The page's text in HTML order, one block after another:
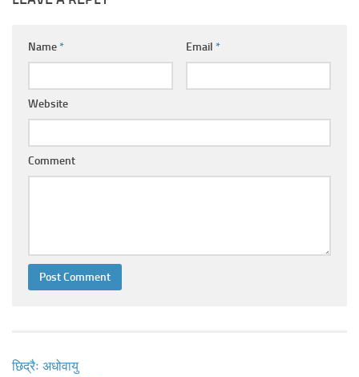
Ayurveda Doctors
Online Consultation
Name* Email *
Website
Comment
छिद्रैः अधोवायु